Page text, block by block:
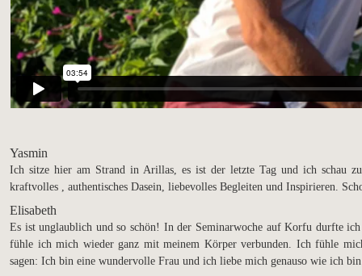
Yasmin
Ich sitze hier am Strand in Arillas, es ist der letzte Tag und ich schau
kraftvolles , authentisches Dasein, liebevolles Begleiten und Inspirieren.
Elisabeth
Es ist unglaublich und so schön! In der Seminarwoche auf Korfu durfte
fühle ich mich wieder ganz mit meinem Körper verbunden. Ich fühle
sagen: Ich bin eine wundervolle Frau und ich liebe mich genauso wie ich